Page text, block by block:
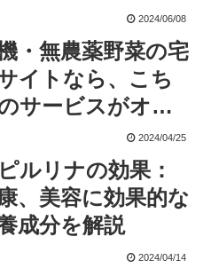
2024/06/08
・無農薬野菜の宅
イトなら、こち
サービスがオス
2024/04/25
ルリナの効果：
、美容に効果的な
成分を解説
2024/04/14